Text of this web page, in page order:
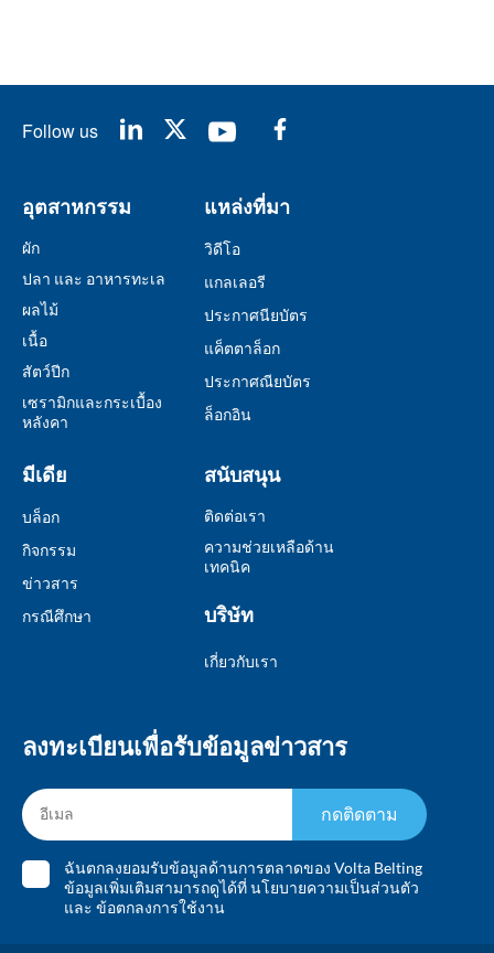
Follow us
อุตสาหกรรม
ผัก
ปลา และ อาหารทะเล
ผลไม้
เนื้อ
สัตว์ปีก
เซรามิกและกระเบื้อง
หลังคา
แหล่งที่มา
วิดีโอ
แกลเลอรี
ประกาศนียบัตร
แค็ตตาล็อก
ประกาศณียบัตร
ล็อกอิน
มีเดีย
บล็อก
กิจกรรม
ข่าวสาร
กรณีศึกษา
สนับสนุน
ติดต่อเรา
ความช่วยเหลือด้าน
เทคนิค
บริษัท
เกี่ยวกับเรา
ลงทะเบียนเพื่อรับข้อมูลข่าวสาร
ฉันตกลงยอมรับข้อมูลด้านการตลาดของ Volta Belting
ข้อมูลเพิ่มเติมสามารถดูได้ที่นโยบายความเป็นส่วนตัว
และ ข้อตกลงการใช้งาน
กดติดตาม